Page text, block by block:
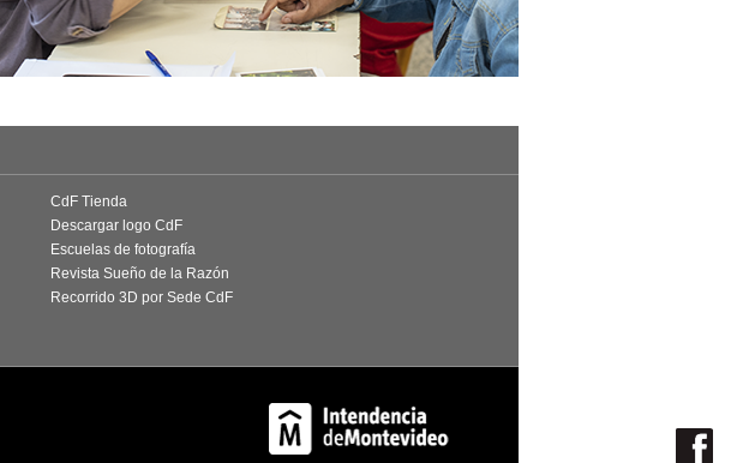
CdF Tienda
Descargar logo CdF
Escuelas de fotografía
Revista Sueño de la Razón
Recorrido 3D por Sede CdF